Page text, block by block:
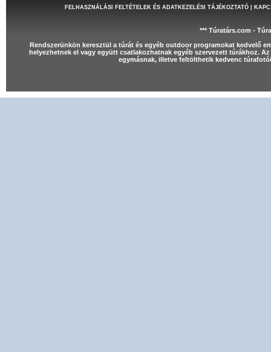
FELHASZNÁLÁSI FELTÉTELEK ÉS ADATKEZELÉSI TÁJÉKOZTATÓ|
*** Túratárs.com -
Rendszerünkön keresztül a túrát és egyéb outdoor programokat kedvelő
helyezhetnek el vagy együtt csatlakozhatnak egyéb szervezett túrákhoz.
egymásnak, illetve feltölthetik kedvenc